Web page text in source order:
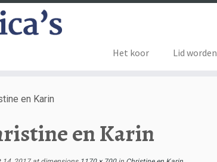
Het koor Lid worden
en Karin
en Karin